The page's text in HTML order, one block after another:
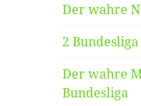
Der wahre
2 Bundesliga
Der wahre
Bundesliga